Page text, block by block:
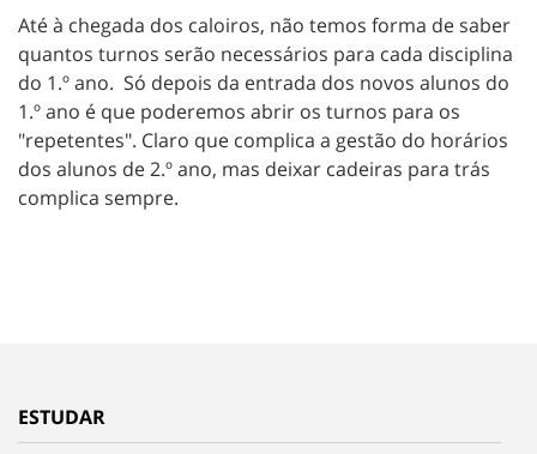
Até à chegada dos caloiros, não temos forma de saber
quantos turnos serão necessários para cada disciplina
do 1.º ano. Só depois da entrada dos novos alunos do
1.º ano é que poderemos abrir os turnos para os
"repetentes". Claro que complica a gestão do horários
dos alunos de 2.º ano, mas deixar cadeiras para trás
complica sempre.
ESTUDAR